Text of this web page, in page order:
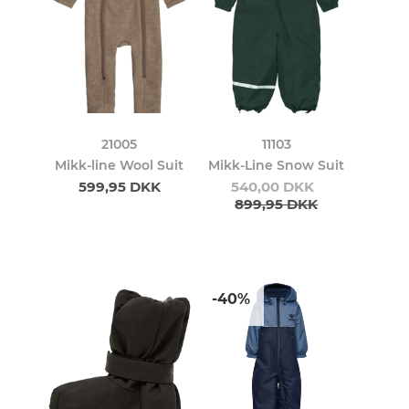
21005
Mikk-line Wool Suit
599,95 DKK
11103
Mikk-Line Snow Suit
540,00 DKK
899,95 DKK
-40%